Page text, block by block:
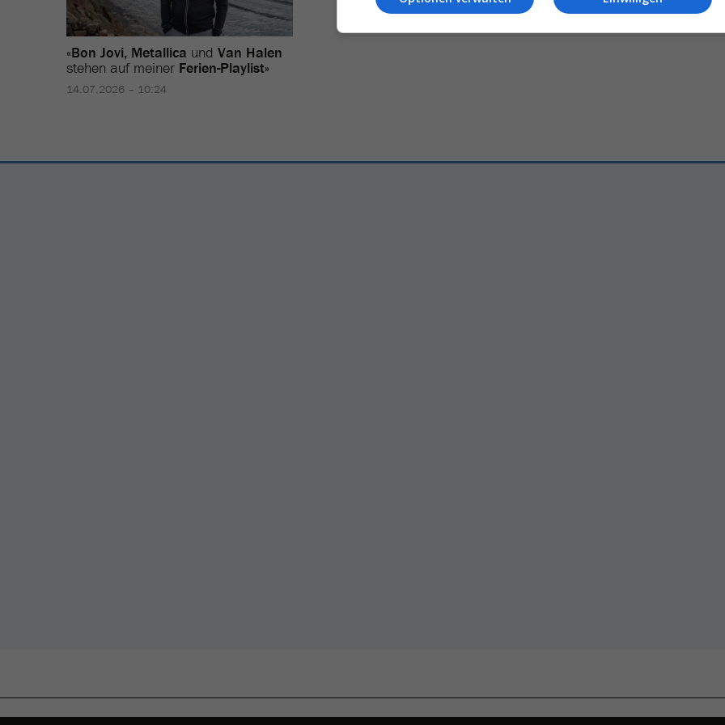
«Bon Jovi, Metallica und Van Halen
stehen auf meiner Ferien-Playlist»
14.07.2026 – 10:24